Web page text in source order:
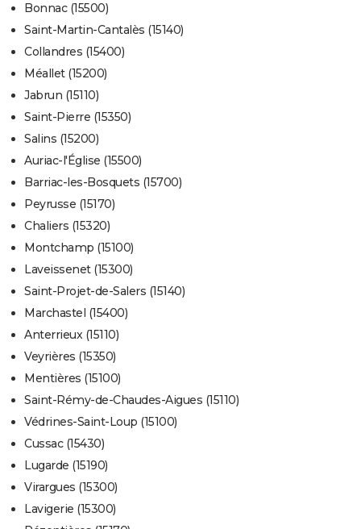
Bonnac (15500)
Saint-Martin-Cantalès (15140)
Collandres (15400)
Méallet (15200)
Jabrun (15110)
Saint-Pierre (15350)
Salins (15200)
Auriac-l'Église (15500)
Barriac-les-Bosquets (15700)
Peyrusse (15170)
Chaliers (15320)
Montchamp (15100)
Laveissenet (15300)
Saint-Projet-de-Salers (15140)
Marchastel (15400)
Anterrieux (15110)
Veyrières (15350)
Mentières (15100)
Saint-Rémy-de-Chaudes-Aigues (15110)
Védrines-Saint-Loup (15100)
Cussac (15430)
Lugarde (15190)
Virargues (15300)
Lavigerie (15300)